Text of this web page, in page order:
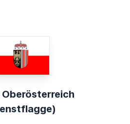
Oberösterreich